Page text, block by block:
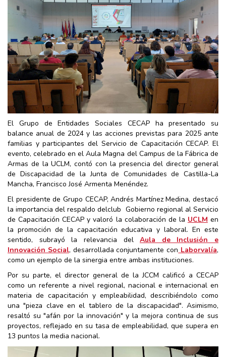
El Grupo de Entidades Sociales CECAP ha presentado su
balance anual de 2024 y las acciones previstas para 2025 ante
familias y participantes del Servicio de Capacitación CECAP. El
evento, celebrado en el Aula Magna del Campus de la Fábrica de
Armas de la UCLM, contó con la presencia del director general
de Discapacidad de la Junta de Comunidades de Castilla-La
Mancha, Francisco José Armenta Menéndez.
El presidente de Grupo CECAP, Andrés Martínez Medina, destacó
la importancia del respaldo delclub Gobierno regional al Servicio
de Capacitación CECAP y valoró la colaboración de la UCLM en
la promoción de la capacitación educativa y laboral. En este
sentido, subrayó la relevancia delAula de Inclusión e
Innovación Social, desarrollada conjuntamente con Laborvalía,
como un ejemplo de la sinergia entre ambas instituciones.
Por su parte, el director general de la JCCM calificó a CECAP
como un referente a nivel regional, nacional e internacional en
materia de capacitación y empleabilidad, describiéndolo como
una "pieza clave en el tablero de la discapacidad". Asimismo,
resaltó su "afán por la innovación" y la mejora continua de sus
proyectos, reflejado en su tasa de empleabilidad, que supera en
13 puntos la media nacional.